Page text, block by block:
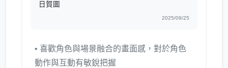
日賀圖
2025/09/25
• 喜歡角色與場景融合的畫面感，對於角色
動作與互動有敏銳把握